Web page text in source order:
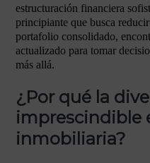
estructuración financiera
principiante que busca
portafolio consolidado,
actualizado para tomar
más allá.
¿Por qué la
imprescindible
inmobiliaria?